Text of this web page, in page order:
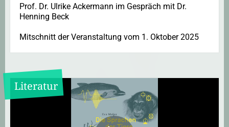
Prof. Dr. Ulrike Ackermann im Gespräch mit Dr.
Henning Beck
Mitschnitt der Veranstaltung vom 1. Oktober 2025
Literatur